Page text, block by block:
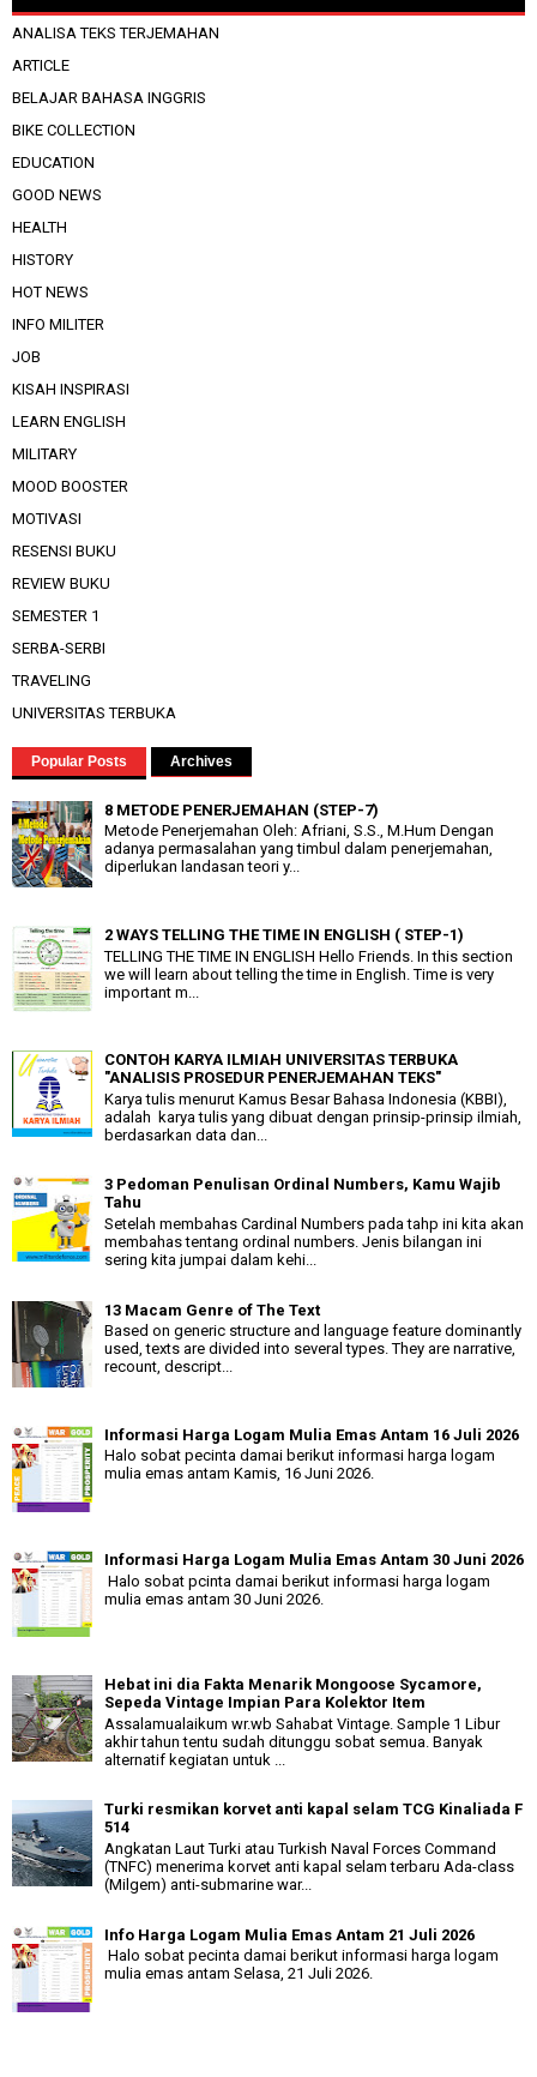
ANALISA TEKS TERJEMAHAN
ARTICLE
BELAJAR BAHASA INGGRIS
BIKE COLLECTION
EDUCATION
GOOD NEWS
HEALTH
HISTORY
HOT NEWS
INFO MILITER
JOB
KISAH INSPIRASI
LEARN ENGLISH
MILITARY
MOOD BOOSTER
MOTIVASI
RESENSI BUKU
REVIEW BUKU
SEMESTER 1
SERBA-SERBI
TRAVELING
UNIVERSITAS TERBUKA
Popular Posts Archives
8 METODE PENERJEMAHAN (STEP-7)
Metode Penerjemahan Oleh: Afriani, S.S., M.Hum Dengan
adanya permasalahan yang timbul dalam penerjemahan,
diperlukan landasan teori y...
2 WAYS TELLING THE TIME IN ENGLISH ( STEP-1)
TELLING THE TIME IN ENGLISH Hello Friends. In this section
we will learn about telling the time in English. Time is very
important m...
CONTOH KARYA ILMIAH UNIVERSITAS TERBUKA
"ANALISIS PROSEDUR PENERJEMAHAN TEKS"
Karya tulis menurut Kamus Besar Bahasa Indonesia (KBBI),
adalah karya tulis yang dibuat dengan prinsip-prinsip ilmiah,
berdasarkan data dan...
3 Pedoman Penulisan Ordinal Numbers, Kamu Wajib
Tahu
Setelah membahas Cardinal Numbers pada tahp ini kita akan
membahas tentang ordinal numbers. Jenis bilangan ini
sering kita jumpai dalam kehi...
13 Macam Genre of The Text
Based on generic structure and language feature dominantly
used, texts are divided into several types. They are narrative,
recount, descript...
Informasi Harga Logam Mulia Emas Antam 16 Juli 2026
Halo sobat pecinta damai berikut informasi harga logam
mulia emas antam Kamis, 16 Juni 2026.
Informasi Harga Logam Mulia Emas Antam 30 Juni 2026
Halo sobat pcinta damai berikut informasi harga logam
mulia emas antam 30 Juni 2026.
Hebat ini dia Fakta Menarik Mongoose Sycamore,
Sepeda Vintage Impian Para Kolektor Item
Assalamualaikum wr.wb Sahabat Vintage. Sample 1 Libur
akhir tahun tentu sudah ditunggu sobat semua. Banyak
alternatif kegiatan untuk ...
Turki resmikan korvet anti kapal selam TCG Kinaliada F
514
Angkatan Laut Turki atau Turkish Naval Forces Command
(TNFC) menerima korvet anti kapal selam terbaru Ada-class
(Milgem) anti-submarine war...
Info Harga Logam Mulia Emas Antam 21 Juli 2026
Halo sobat pecinta damai berikut informasi harga logam
mulia emas antam Selasa, 21 Juli 2026.